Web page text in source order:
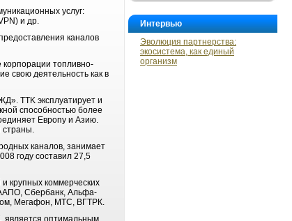
Интервью
Эволюция партнерства:
экосистема, как единый
организм
услуг:
и др.
каналов
топливно-
свою деятельность как в
TTK эксплуатирует и
способностью более
Европу и Азию.
страны.
каналов, занимает
году составил 27,5
крупных коммерческих
Сбербанк, Альфа-
Мегафон, МТС, ВГТРК.
является оптимальным